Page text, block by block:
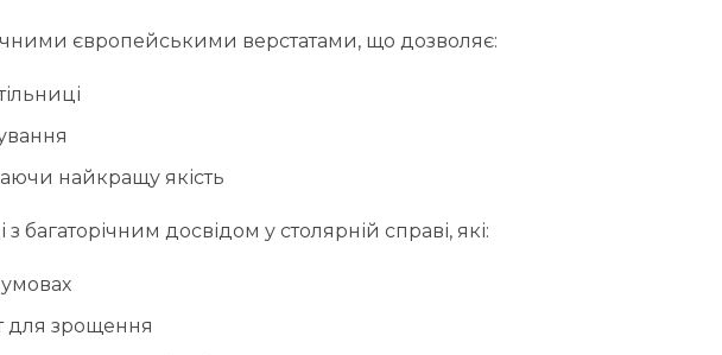
європейськими верстатами, що дозволяє:
найкращу якість
досвідом у столярній справі, які:
для зрощення